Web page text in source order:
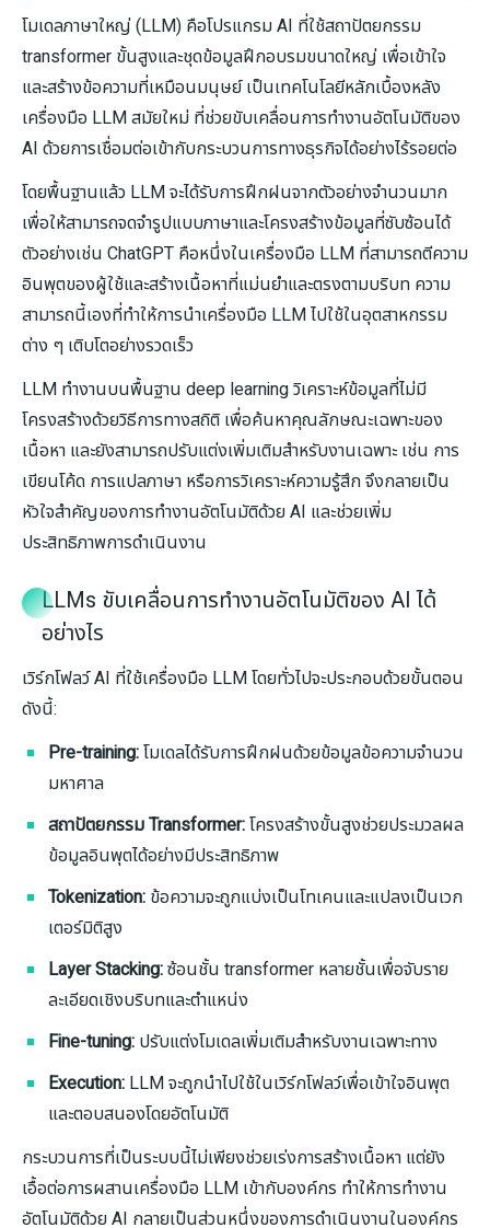
โมเดลภาษาใหญ่ (LLM) คือโปรแกรม AI ที่ใช้สถาปัตยกรรม
transformer ขั้นสูงและชุดข้อมูลฝึกอบรมขนาดใหญ่ เพื่อเข้าใจ
และสร้างข้อความที่เหมือนมนุษย์ เป็นเทคโนโลยีหลักเบื้องหลัง
เครื่องมือ LLM สมัยใหม่ ที่ช่วยขับเคลื่อนการทำงานอัตโนมัติของ
AI ด้วยการเชื่อมต่อเข้ากับกระบวนการทางธุรกิจได้อย่างไร้รอยต่อ
โดยพื้นฐานแล้ว LLM จะได้รับการฝึกฝนจากตัวอย่างจำนวนมาก
เพื่อให้สามารถจดจำรูปแบบภาษาและโครงสร้างข้อมูลที่ซับซ้อนได้
ตัวอย่างเช่น ChatGPT คือหนึ่งในเครื่องมือ LLM ที่สามารถตีความ
อินพุตของผู้ใช้และสร้างเนื้อหาที่แม่นยำและตรงตามบริบท ความ
สามารถนี้เองที่ทำให้การนำเครื่องมือ LLM ไปใช้ในอุตสาหกรรม
ต่าง ๆ เติบโตอย่างรวดเร็ว
LLM ทำงานบนพื้นฐาน deep learning วิเคราะห์ข้อมูลที่ไม่มี
โครงสร้างด้วยวิธีการทางสถิติ เพื่อค้นหาคุณลักษณะเฉพาะของ
เนื้อหา และยังสามารถปรับแต่งเพิ่มเติมสำหรับงานเฉพาะ เช่น การ
เขียนโค้ด การแปลภาษา หรือการวิเคราะห์ความรู้สึก จึงกลายเป็น
หัวใจสำคัญของการทำงานอัตโนมัติด้วย AI และช่วยเพิ่ม
ประสิทธิภาพการดำเนินงาน
LLMs ขับเคลื่อนการทำงานอัตโนมัติของ AI ได้
อย่างไร
เวิร์กโฟลว์ AI ที่ใช้เครื่องมือ LLM โดยทั่วไปจะประกอบด้วยขั้นตอน
ดังนี้:
Pre-training:โมเดลได้รับการฝึกฝนด้วยข้อมูลข้อความจำนวน
มหาศาล
สถาปัตยกรรม Transformer:โครงสร้างขั้นสูงช่วยประมวลผล
ข้อมูลอินพุตได้อย่างมีประสิทธิภาพ
Tokenization: ข้อความจะถูกแบ่งเป็นโทเคนและแปลงเป็นเวก
เตอร์มิติสูง
Layer Stacking:ซ้อนชั้น transformer หลายชั้นเพื่อจับราย
ละเอียดเชิงบริบทและตำแหน่ง
Fine-tuning: ปรับแต่งโมเดลเพิ่มเติมสำหรับงานเฉพาะทาง
Execution: LLM จะถูกนำไปใช้ในเวิร์กโฟลว์เพื่อเข้าใจอินพุต
และตอบสนองโดยอัตโนมัติ
กระบวนการที่เป็นระบบนี้ไม่เพียงช่วยเร่งการสร้างเนื้อหา แต่ยัง
เอื้อต่อการผสานเครื่องมือ LLM เข้ากับองค์กร ทำให้การทำงาน
อัตโนมัติด้วย AI กลายเป็นส่วนหนึ่งของการดำเนินงานในองค์กร